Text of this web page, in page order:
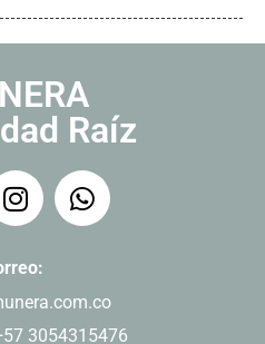
Raíz
3054315476